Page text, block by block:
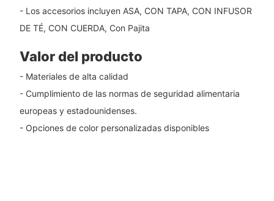
- Los accesorios incluyen ASA, CON TAPA, CON INFUSOR
DE TÉ, CON CUERDA, Con Pajita
Valor del producto
- Materiales de alta calidad
- Cumplimiento de las normas de seguridad alimentaria
europeas y estadounidenses.
- Opciones de color personalizadas disponibles